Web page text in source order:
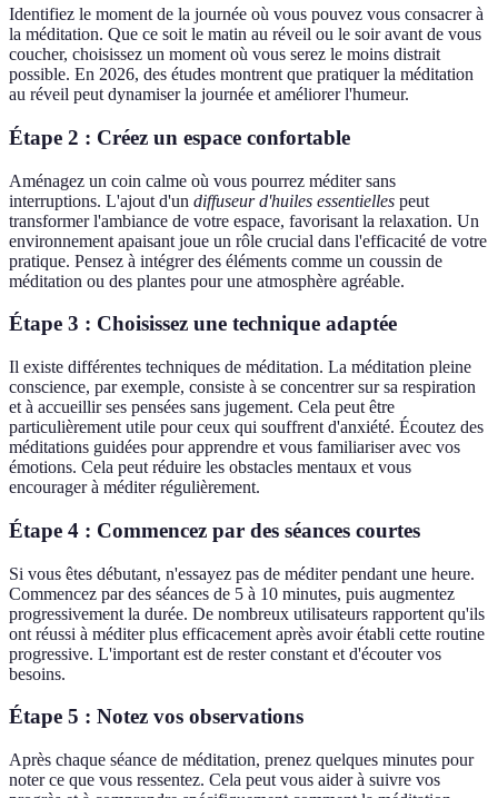
Identifiez le moment de la journée où vous pouvez vous consacrer à
la méditation. Que ce soit le matin au réveil ou le soir avant de vous
coucher, choisissez un moment où vous serez le moins distrait
possible. En 2026, des études montrent que pratiquer la méditation
au réveil peut dynamiser la journée et améliorer l'humeur.
Étape 2 : Créez un espace confortable
Aménagez un coin calme où vous pourrez méditer sans
interruptions. L'ajout d'un diffuseur d'huiles essentielles peut
transformer l'ambiance de votre espace, favorisant la relaxation. Un
environnement apaisant joue un rôle crucial dans l'efficacité de votre
pratique. Pensez à intégrer des éléments comme un coussin de
méditation ou des plantes pour une atmosphère agréable.
Étape 3 : Choisissez une technique adaptée
Il existe différentes techniques de méditation. La méditation pleine
conscience, par exemple, consiste à se concentrer sur sa respiration
et à accueillir ses pensées sans jugement. Cela peut être
particulièrement utile pour ceux qui souffrent d'anxiété. Écoutez des
méditations guidées pour apprendre et vous familiariser avec vos
émotions. Cela peut réduire les obstacles mentaux et vous
encourager à méditer régulièrement.
Étape 4 : Commencez par des séances courtes
Si vous êtes débutant, n'essayez pas de méditer pendant une heure.
Commencez par des séances de 5 à 10 minutes, puis augmentez
progressivement la durée. De nombreux utilisateurs rapportent qu'ils
ont réussi à méditer plus efficacement après avoir établi cette routine
progressive. L'important est de rester constant et d'écouter vos
besoins.
Étape 5 : Notez vos observations
Après chaque séance de méditation, prenez quelques minutes pour
noter ce que vous ressentez. Cela peut vous aider à suivre vos